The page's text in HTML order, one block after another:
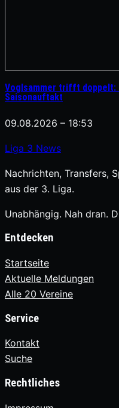
Voglsammer trifft doppelt:
Saisonauftakt
09.08.2026 – 18:53
Liga 3 News
Nachrichten, Transfers,
aus der 3. Liga.
Unabhängig. Nah dran.
Entdecken
Startseite
Aktuelle Meldungen
Alle 20 Vereine
Service
Kontakt
Suche
Rechtliches